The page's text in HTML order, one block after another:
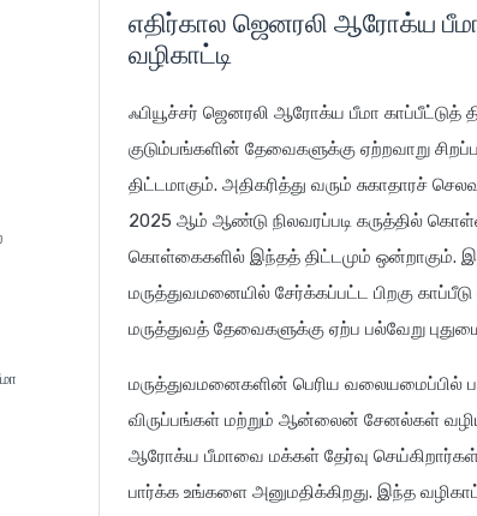
எதிர்கால ஜெனரலி ஆரோக்ய பீமா
வழிகாட்டி
ஃபியூச்சர் ஜெனரலி ஆரோக்ய பீமா காப்பீட்டுத்
குடும்பங்களின் தேவைகளுக்கு ஏற்றவாறு
திட்டமாகும். அதிகரித்து வரும் சுகாதாரச்
2025 ஆம் ஆண்டு நிலவரப்படி கருத்தில்
கொள்கைகளில் இந்தத் திட்டமும் ஒன்றாகும்.
மருத்துவமனையில் சேர்க்கப்பட்ட பிறகு
மருத்துவத் தேவைகளுக்கு ஏற்ப பல்வேறு
மருத்துவமனைகளின் பெரிய வலையமைப்பில்
விருப்பங்கள் மற்றும் ஆன்லைன் சேனல்கள்
ஆரோக்ய பீமாவை மக்கள் தேர்வு செய்கிறார்கள்,
பார்க்க உங்களை அனுமதிக்கிறது. இந்த